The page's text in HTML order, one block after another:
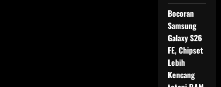
Bocoran
Samsung
Galaxy S26
FE, Chipset
Lebih
Kencang